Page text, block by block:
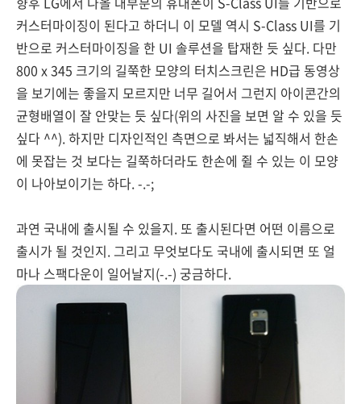
커스터마이징이 된다고 하더니 이 모델 역시 S-Class UI를 기
반으로 커스터마이징을 한 UI 솔루션을 탑재한 듯 싶다. 다만
800 x 345 크기의 길쭉한 모양의 터치스크린은 HD급 동영상
을 보기에는 좋을지 모르지만 너무 길어서 그런지 아이콘간의
균형배열이 잘 안맞는 듯 싶다(위의 사진을 보면 알 수 있을 듯
싶다 ^^). 하지만 디자인적인 측면으로 봐서는 넓직해서 한손
에 못잡는 것 보다는 길쭉하더라도 한손에 쥘 수 있는 이 모양
이 나아보이기는 하다. -.-;
과연 국내에 출시될 수 있을지. 또 출시된다면 어떤 이름으로
출시가 될 것인지. 그리고 무엇보다도 국내에 출시되면 또 얼
마나 스팩다운이 일어날지(-.-) 궁금하다.